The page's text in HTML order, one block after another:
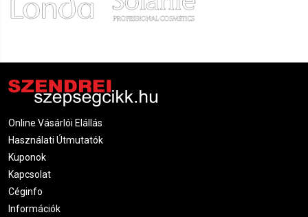
Online Vásárlói Elállás
Használati Útmutatók
Kuponok
Kapcsolat
Céginfo
Információk